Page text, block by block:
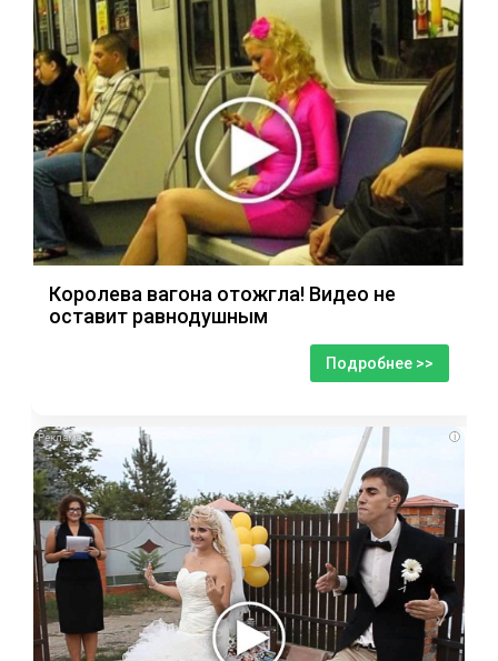
Королева вагона отожгла! Видео не
оставит равнодушным
Подробнее >>
i